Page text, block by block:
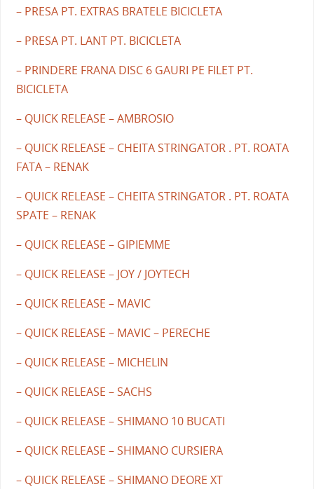
– PRESA PT. EXTRAS BRATELE BICICLETA
– PRESA PT. LANT PT. BICICLETA
– PRINDERE FRANA DISC 6 GAURI PE FILET PT.
BICICLETA
– QUICK RELEASE – AMBROSIO
– QUICK RELEASE – CHEITA STRINGATOR . PT. ROATA
FATA – RENAK
– QUICK RELEASE – CHEITA STRINGATOR . PT. ROATA
SPATE – RENAK
– QUICK RELEASE – GIPIEMME
– QUICK RELEASE – JOY / JOYTECH
– QUICK RELEASE – MAVIC
– QUICK RELEASE – MAVIC – PERECHE
– QUICK RELEASE – MICHELIN
– QUICK RELEASE – SACHS
– QUICK RELEASE – SHIMANO 10 BUCATI
– QUICK RELEASE – SHIMANO CURSIERA
– QUICK RELEASE – SHIMANO DEORE XT